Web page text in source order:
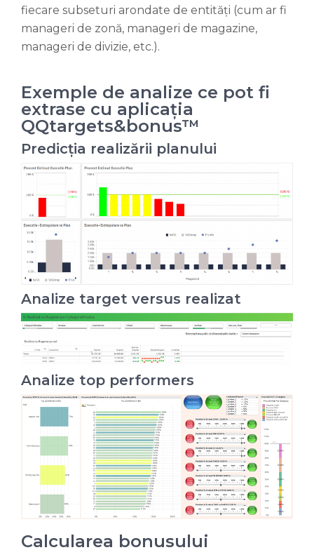
fiecare subseturi arondate de entități (cum ar fi
manageri de zonă, manageri de magazine,
manageri de divizie, etc.).
Exemple de analize ce pot fi
extrase cu aplicația
QQtargets&bonus™
Predicția realizării planului
Analize target versus realizat
Analize top performers
Calcularea bonusului